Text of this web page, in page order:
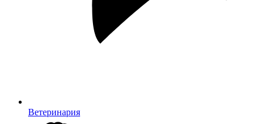
Ветеринария